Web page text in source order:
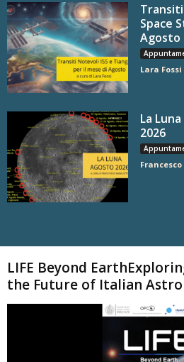
Space
Agosto
Lara Fossi
La
2026
LIFE Beyond
the Future of Italian